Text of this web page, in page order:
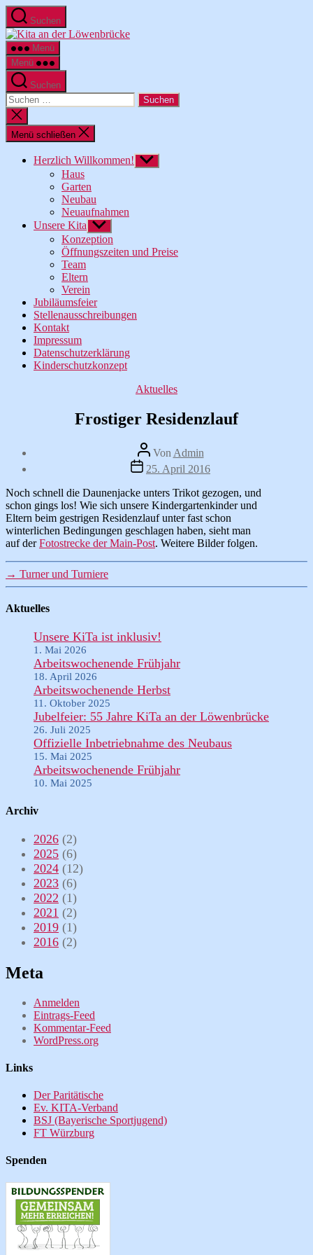
Zum
Inhalt
springen
Suchen
Kita
Menü
Menü
Suchen
Suche
nach:
Suche
schließen
Menü schließen
Herzlich Willkommen! Untermenü
anzeigen
Haus
Garten
Neubau
Neuaufnahmen
Unsere Kita Untermenü
anzeigen
Konzeption
Öffnungszeiten und Preise
Team
Eltern
Verein
Jubiläumsfeier
Stellenausschreibungen
Kontakt
Impressum
Datenschutzerklärung
Kinderschutzkonzept
Kategorien
Aktuelles
Frostiger Residenzlauf
Beitragsautor
Von Admin
Veröffentlichungsdatum
25. April 2016
Noch schnell die Daunenjacke unters Trikot gezogen, und
schon gings los! Wie sich unsere Kindergartenkinder und
Eltern beim gestrigen Residenzlauf unter fast schon
winterlichen Bedingungen geschlagen haben, sieht man
auf derFotostrecke der Main-Post. Weitere Bilder folgen.
→ Turner und Turniere
Aktuelles
Unsere KiTa ist inklusiv!
1. Mai 2026
Arbeitswochenende Frühjahr
18. April 2026
Arbeitswochenende Herbst
11. Oktober 2025
Jubelfeier: 55 Jahre KiTa an der Löwenbrücke
26. Juli 2025
Offizielle Inbetriebnahme des Neubaus
15. Mai 2025
Arbeitswochenende Frühjahr
10. Mai 2025
Archiv
2026 (2)
2025 (6)
2024 (12)
2023 (6)
2022 (1)
2021 (2)
2019 (1)
2016 (2)
Meta
Anmelden
Eintrags-Feed
Kommentar-Feed
WordPress.org
Links
Der Paritätische
Ev. KITA-Verband
BSJ (Bayerische Sportjugend)
FT Würzburg
Spenden